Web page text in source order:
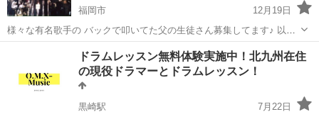
福岡市
12月19日
様々な有名歌手の バックで叩いてた父の生徒さん募集してます♪ 以前
中洲でライブバーをしていましたが コロナの影響でCLOSEし ドラム
の出張レッスンを始めました。 入会金なしで 4000円(スタジオ代、交
通費により変動 ...
ドラムレッスン無料体験実施中！北九州在住
の現役ドラマーとドラムレッスン！
黒崎駅 7月22日